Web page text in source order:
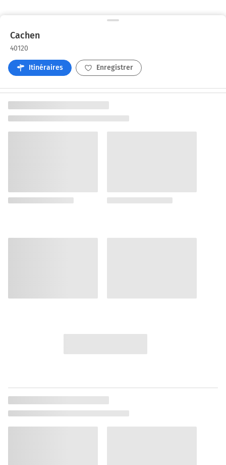
Cachen
40120
Itinéraires Enregistrer